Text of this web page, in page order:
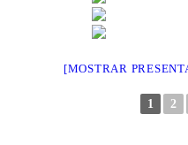
[MOSTRAR
1 2